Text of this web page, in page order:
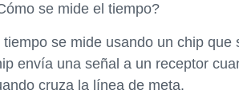
se mide el tiempo?
tiempo se mide usando un chip
envía una señal a un receptor
cruza la línea de meta.